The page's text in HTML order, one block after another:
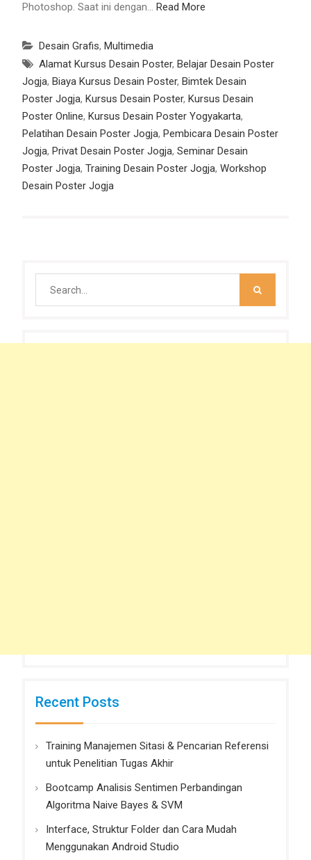
Photoshop. Saat ini dengan… Read More
Desain Grafis, Multimedia
Alamat Kursus Desain Poster, Belajar Desain Poster
Jogja, Biaya Kursus Desain Poster, Bimtek Desain
Poster Jogja, Kursus Desain Poster, Kursus Desain
Poster Online, Kursus Desain Poster Yogyakarta,
Pelatihan Desain Poster Jogja, Pembicara Desain Poster
Jogja, Privat Desain Poster Jogja, Seminar Desain
Poster Jogja, Training Desain Poster Jogja, Workshop
Desain Poster Jogja
Recent Posts
Training Manajemen Sitasi & Pencarian Referensi
untuk Penelitian Tugas Akhir
Bootcamp Analisis Sentimen Perbandingan
Algoritma Naive Bayes & SVM
Interface, Struktur Folder dan Cara Mudah
Menggunakan Android Studio